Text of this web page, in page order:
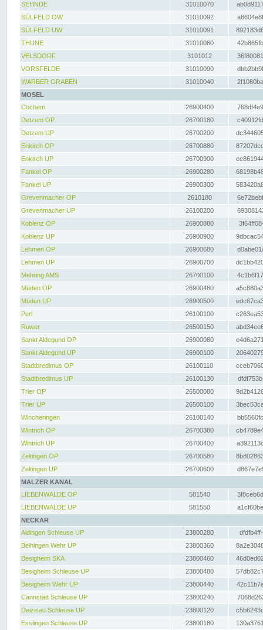
SEHNDE
31010070
SÜLFELD OW
31010092
SÜLFELD UW
31010091
THUNE
31010080
VELSDORF
3101012
VORSFELDE
31010090
WARBER GRABEN
31010040
MOSEL
Cochem
26900400
Detzem OP
26700180
Detzem UP
26700200
Enkirch OP
26700880
Enkirch UP
26700900
Fankel OP
26900280
Fankel UP
26900300
Grevenmacher OP
2610180
Grevenmacher UP
26100200
Koblenz OP
26900880
Koblenz UP
26900900
Lehmen OP
26900680
Lehmen UP
26900700
Mehring AMS
26700100
Müden OP
26900480
Müden UP
26900500
Perl
26100100
Ruwer
26500150
Sankt Aldegund OP
26900080
Sankt Aldegund UP
26900100
Stadtbredimus OP
26100110
Stadtbredimus UP
26100130
Trier OP
26500080
Trier UP
26500100
Wincheringen
26100140
Wintrich OP
26700380
Wintrich UP
26700400
Zeltingen OP
26700580
Zeltingen UP
26700600
MALZER KANAL
LIEBENWALDE OP
581540
LIEBENWALDE UP
581550
NECKAR
Aldingen Schleuse UP
23800280
Beihingen Wehr UP
23800360
Besigheim SKA
23800460
Besigheim Schleuse UP
23800480
Besigheim Wehr UP
23800440
Cannstatt Schleuse UP
23800240
Deizisau Schleuse UP
23800120
Esslingen Schleuse UP
23800180